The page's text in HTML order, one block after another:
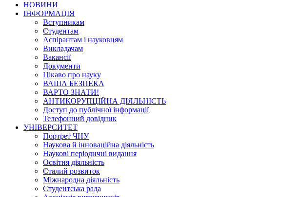
НОВИНИ
ІНФОРМАЦІЯ
Вступникам
Студентам
Аспірантам і науковцям
Викладачам
Вакансії
Документи
Цікаво про науку
ВАША БЕЗПЕКА
ВАРТО ЗНАТИ!
АНТИКОРУПЦІЙНА ДІЯЛЬНІСТЬ
Доступ до публічної інформації
Телефонний довідник
УНІВЕРСИТЕТ
Портрет ЧНУ
Наукова й інноваційна діяльність
Наукові періодичні видання
Освітня діяльність
Сталий розвиток
Міжнародна діяльність
Студентська рада